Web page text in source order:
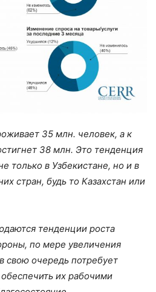
35 млн. человек, а к
38 млн. Это тенденция
только в Узбекистане, но и в
стран, будь то Казахстан или
тенденции роста
по мере увеличения
свою очередь потребует
их рабочими